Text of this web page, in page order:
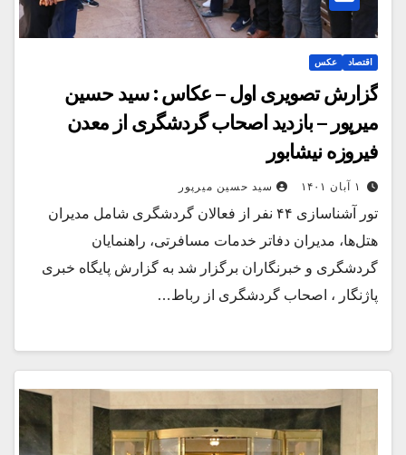
اقتصاد عکس
گزارش تصویری اول – عکاس : سید حسین
میرپور – بازدید اصحاب گردشگری از معدن
فیروزه نیشابور
۱ آبان ۱۴۰۱ سید حسین میرپور
تور آشناسازی ۴۴ نفر از فعالان گردشگری شامل مدیران
هتل‌ها، مدیران دفاتر خدمات مسافرتی، راهنمایان
گردشگری و خبرنگاران برگزار شد به گزارش پایگاه خبری
پاژنگار ، اصحاب گردشگری از رباط…